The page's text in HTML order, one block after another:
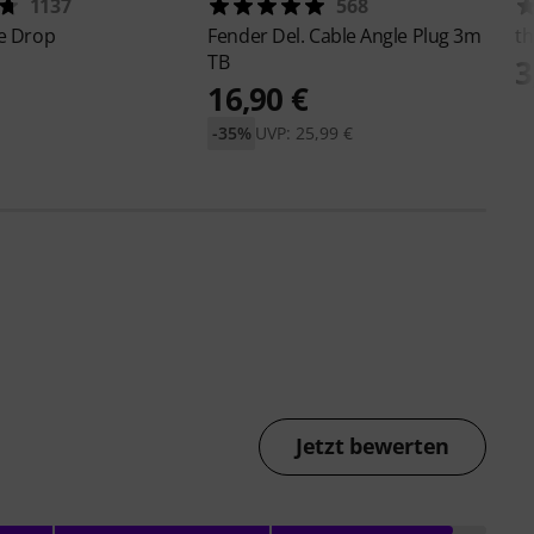
1137
Drop
568
Fender Del. Cable Angle Plug 3m
TB
16,90 €
UVP: 25,99 €
-35%
Jetzt bewerten